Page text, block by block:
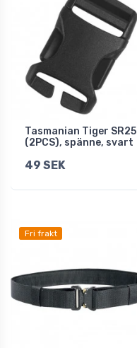
Tasmanian Tiger SR25
(2PCS), spänne, svart
49 SEK
Fri frakt